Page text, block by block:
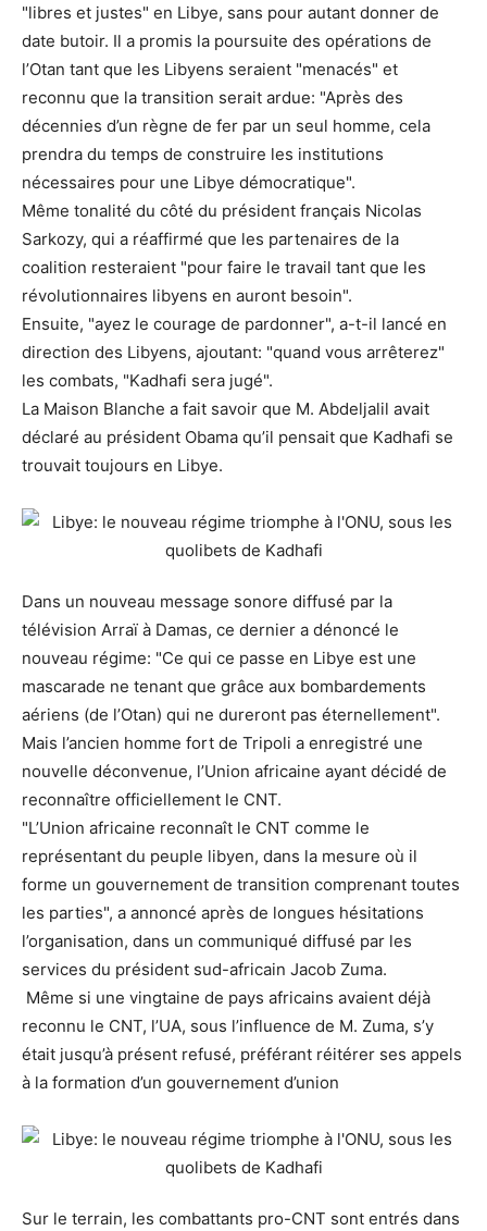
"libres et justes" en Libye, sans pour autant donner de
date butoir. Il a promis la poursuite des opérations de
l’Otan tant que les Libyens seraient "menacés" et
reconnu que la transition serait ardue: "Après des
décennies d’un règne de fer par un seul homme, cela
prendra du temps de construire les institutions
nécessaires pour une Libye démocratique".
Même tonalité du côté du président français Nicolas
Sarkozy, qui a réaffirmé que les partenaires de la
coalition resteraient "pour faire le travail tant que les
révolutionnaires libyens en auront besoin".
Ensuite, "ayez le courage de pardonner", a-t-il lancé en
direction des Libyens, ajoutant: "quand vous arrêterez"
les combats, "Kadhafi sera jugé".
La Maison Blanche a fait savoir que M. Abdeljalil avait
déclaré au président Obama qu’il pensait que Kadhafi se
trouvait toujours en Libye.
Dans un nouveau message sonore diffusé par la
télévision Arraï à Damas, ce dernier a dénoncé le
nouveau régime: "Ce qui ce passe en Libye est une
mascarade ne tenant que grâce aux bombardements
aériens (de l’Otan) qui ne dureront pas éternellement".
Mais l’ancien homme fort de Tripoli a enregistré une
nouvelle déconvenue, l’Union africaine ayant décidé de
reconnaître officiellement le CNT.
"L’Union africaine reconnaît le CNT comme le
représentant du peuple libyen, dans la mesure où il
forme un gouvernement de transition comprenant toutes
les parties", a annoncé après de longues hésitations
l’organisation, dans un communiqué diffusé par les
services du président sud-africain Jacob Zuma.
Même si une vingtaine de pays africains avaient déjà
reconnu le CNT, l’UA, sous l’influence de M. Zuma, s’y
était jusqu’à présent refusé, préférant réitérer ses appels
à la formation d’un gouvernement d’union
Sur le terrain, les combattants pro-CNT sont entrés dans